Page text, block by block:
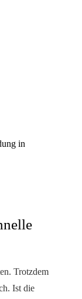
Trotzdem
Ist die